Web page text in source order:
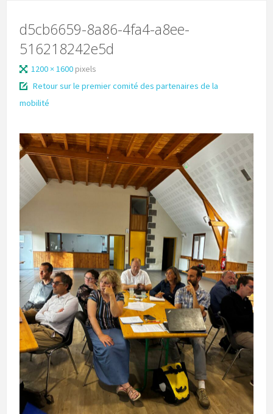
d5cb6659-8a86-4fa4-a8ee-
516218242e5d
1200 × 1600 pixels
Retour sur le premier comité des partenaires de la
mobilité